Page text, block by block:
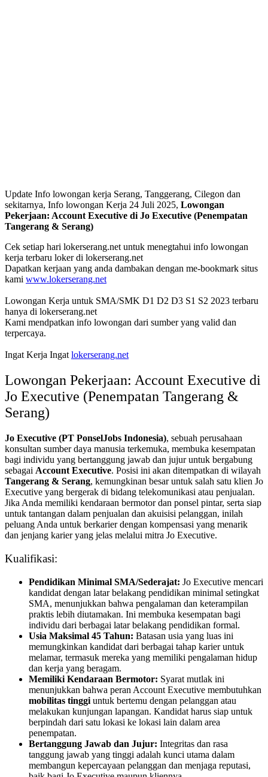
Update Info lowongan kerja Serang, Tanggerang, Cilegon dan
sekitarnya, Info lowongan Kerja 24 Juli 2025, Lowongan
Pekerjaan: Account Executive di Jo Executive (Penempatan
Tangerang & Serang)
Cek setiap hari lokerserang.net untuk menegtahui info lowongan
kerja terbaru loker di lokerserang.net
Dapatkan kerjaan yang anda dambakan dengan me-bookmark situs
kami www.lokerserang.net
Lowongan Kerja untuk SMA/SMK D1 D2 D3 S1 S2 2023 terbaru
hanya di lokerserang.net
Kami mendpatkan info lowongan dari sumber yang valid dan
terpercaya.
Ingat Kerja Ingat lokerserang.net
Lowongan Pekerjaan: Account Executive di
Jo Executive (Penempatan Tangerang &
Serang)
Jo Executive (PT PonselJobs Indonesia), sebuah perusahaan
konsultan sumber daya manusia terkemuka, membuka kesempatan
bagi individu yang bertanggung jawab dan jujur untuk bergabung
sebagai Account Executive. Posisi ini akan ditempatkan di wilayah
Tangerang & Serang, kemungkinan besar untuk salah satu klien Jo
Executive yang bergerak di bidang telekomunikasi atau penjualan.
Jika Anda memiliki kendaraan bermotor dan ponsel pintar, serta siap
untuk tantangan dalam penjualan dan akuisisi pelanggan, inilah
peluang Anda untuk berkarier dengan kompensasi yang menarik
dan jenjang karier yang jelas melalui mitra Jo Executive.
Kualifikasi:
Pendidikan Minimal SMA/Sederajat: Jo Executive mencari
kandidat dengan latar belakang pendidikan minimal setingkat
SMA, menunjukkan bahwa pengalaman dan keterampilan
praktis lebih diutamakan. Ini membuka kesempatan bagi
individu dari berbagai latar belakang pendidikan formal.
Usia Maksimal 45 Tahun: Batasan usia yang luas ini
memungkinkan kandidat dari berbagai tahap karier untuk
melamar, termasuk mereka yang memiliki pengalaman hidup
dan kerja yang beragam.
Memiliki Kendaraan Bermotor: Syarat mutlak ini
menunjukkan bahwa peran Account Executive membutuhkan
mobilitas tinggi untuk bertemu dengan pelanggan atau
melakukan kunjungan lapangan. Kandidat harus siap untuk
berpindah dari satu lokasi ke lokasi lain dalam area
penempatan.
Bertanggung Jawab dan Jujur: Integritas dan rasa
tanggung jawab yang tinggi adalah kunci utama dalam
membangun kepercayaan pelanggan dan menjaga reputasi,